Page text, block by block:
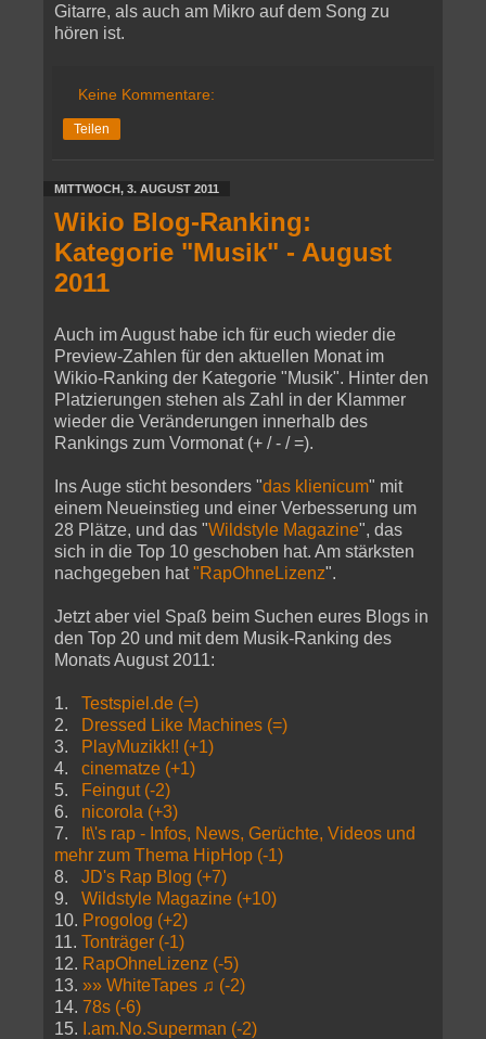
Gitarre, als auch am Mikro auf dem Song zu
hören ist.
Keine Kommentare:
Teilen
MITTWOCH, 3. AUGUST 2011
Wikio Blog-Ranking:
Kategorie "Musik" - August
2011
Auch im August habe ich für euch wieder die
Preview-Zahlen für den aktuellen Monat im
Wikio-Ranking der Kategorie "Musik". Hinter den
Platzierungen stehen als Zahl in der Klammer
wieder die Veränderungen innerhalb des
Rankings zum Vormonat (+ / - / =).
Ins Auge sticht besonders "das klienicum" mit
einem Neueinstieg und einer Verbesserung um
28 Plätze, und das "Wildstyle Magazine", das
sich in die Top 10 geschoben hat. Am stärksten
nachgegeben hat"RapOhneLizenz".
Jetzt aber viel Spaß beim Suchen eures Blogs in
den Top 20 und mit dem Musik-Ranking des
Monats August 2011:
1. Testspiel.de (=)
2.
Dressed Like Machines (=)
3.
PlayMuzikk!! (+1)
4. cinematze (+1)
5.
Feingut (-2)
6. nicorola (+3)
7.
It\'s rap - Infos, News, Gerüchte, Videos und
mehr zum Thema HipHop (-1)
8. JD's Rap Blog (+7)
9. Wildstyle Magazine (+10)
10. Progolog (+2)
11. Tonträger (-1)
12. RapOhneLizenz (-5)
13. »» WhiteTapes ♫ (-2)
14. 78s (-6)
15. I.am.No.Superman (-2)